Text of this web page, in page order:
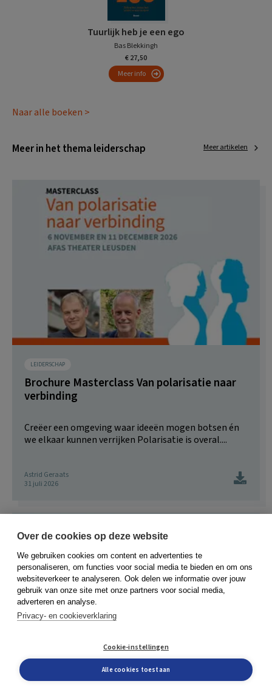
Tuurlijk heb je een ego
Bas Blekkingh
€ 27,50
Meer info
Naar alle boeken >
Meer in het thema leiderschap Meer artikelen
LEIDERSCHAP
Brochure Masterclass Van polarisatie naar
verbinding
Creëer een omgeving waar ideeën mogen botsen én
we elkaar kunnen verrijken Polarisatie is overal....
Astrid Geraats
31 juli 2026
Over de cookies op deze website
We gebruiken cookies om content en advertenties te
personaliseren, om functies voor social media te bieden en om ons
websiteverkeer te analyseren. Ook delen we informatie over jouw
gebruik van onze site met onze partners voor social media,
adverteren en analyse.
Privacy- en cookieverklaring
Cookie-instellingen
Alle cookies toestaan